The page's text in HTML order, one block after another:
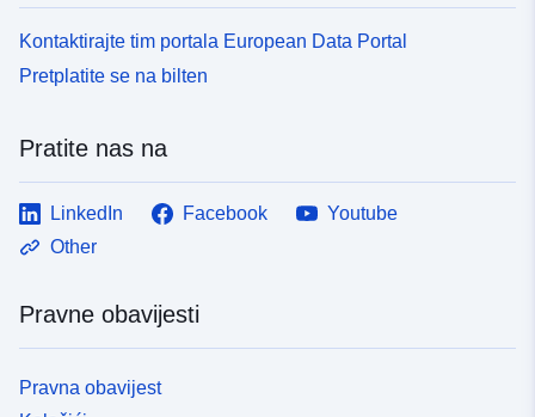
Kontaktirajte tim portala European Data Portal
Pretplatite se na bilten
Pratite nas na
LinkedIn Facebook
Youtube
Other
Pravne obavijesti
Pravna obavijest